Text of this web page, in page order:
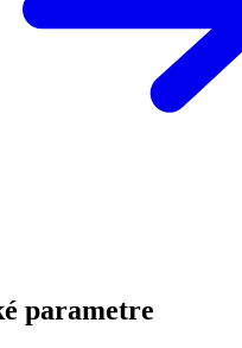
parametre